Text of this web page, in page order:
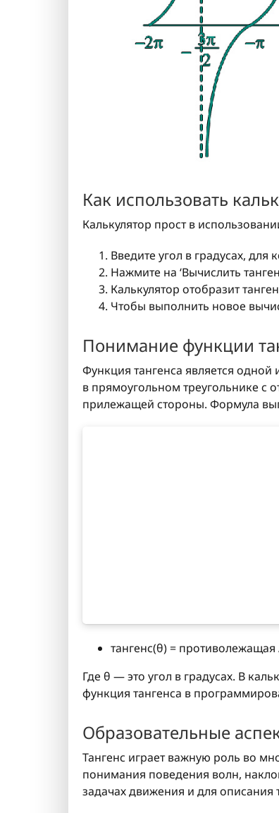
Как использовать
Калькулятор прост в
Введите угол в градусах, для
Нажмите на ‘Вычислить
Калькулятор отобразит
Чтобы выполнить новое
Понимание функции
Функция тангенса является
в прямоугольном треугольнике
прилежащей стороны. Формула
тангенс(θ) =
Где θ — это угол в градусах. В
функция тангенса в
Образовательные
Тангенс играет важную роль во
понимания поведения волн,
задачах движения и для описания